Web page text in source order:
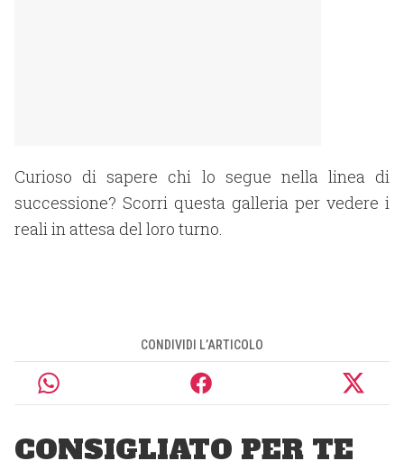
Curioso di sapere chi lo segue nella linea di
successione? Scorri questa galleria per vedere i
reali in attesa del loro turno.
CONDIVIDI L’ARTICOLO
CONSIGLIATO PER TE